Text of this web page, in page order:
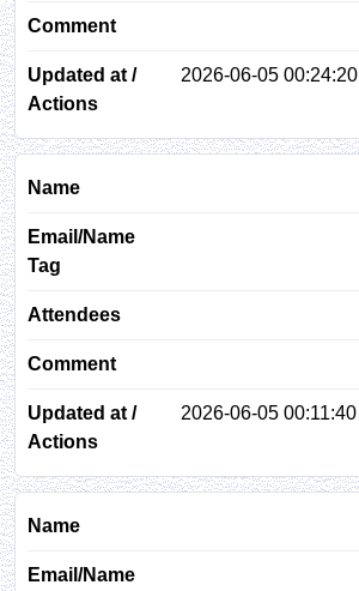
2026-06-05 00:24:20
2026-06-05 00:11:40